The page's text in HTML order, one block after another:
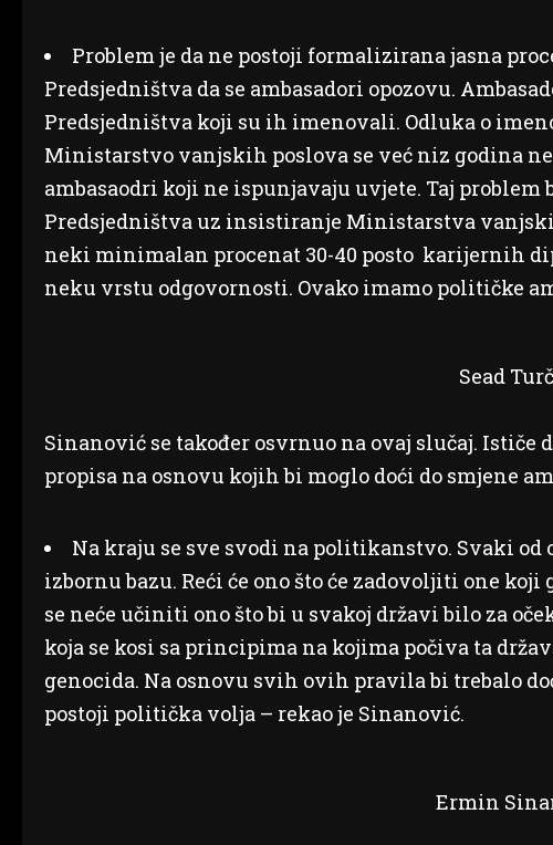
Problem je da ne postoji formalizirana jasna
Predsjedništva da se ambasadori opozovu.
Predsjedništva koji su ih imenovali. Odluka o
Ministarstvo vanjskih poslova se već niz godina
ambasaodri koji ne ispunjavaju uvjete. Taj problem
Predsjedništva uz insistiranje Ministarstva
neki minimalan procenat 30-40 posto karijernih
neku vrstu odgovornosti. Ovako imamo političke
Sead
Sinanović se također osvrnuo na ovaj slučaj.
propisa na osnovu kojih bi moglo doći do smjene
Na kraju se sve svodi na politikanstvo. Svaki
izbornu bazu. Reći će ono što će zadovoljiti one koji
se neće učiniti ono što bi u svakoj državi bilo za
koja se kosi sa principima na kojima počiva ta
genocida. Na osnovu svih ovih pravila bi trebalo
postoji politička volja – rekao je Sinanović.
Ermin